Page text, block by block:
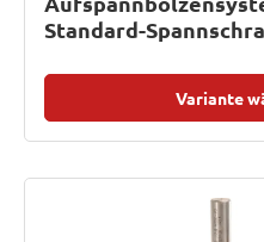
Standard-
Variante